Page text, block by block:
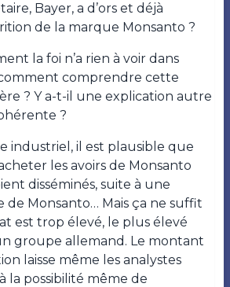
Bayer, a d’ors et déjà
de la marque Monsanto ?
la foi n’a rien à voir dans
comprendre cette
? Y a-t-il une explication autre
?
industriel, il est plausible que
les avoirs de Monsanto
disséminés, suite à une
Monsanto… Mais ça ne suffit
est trop élevé, le plus élevé
groupe allemand. Le montant
laisse même les analystes
la possibilité même de